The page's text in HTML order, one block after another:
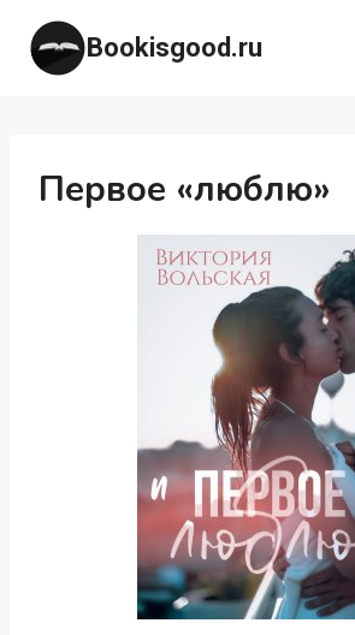
Перейти
содержимому
Bookisgood.ru
Первое «люблю»